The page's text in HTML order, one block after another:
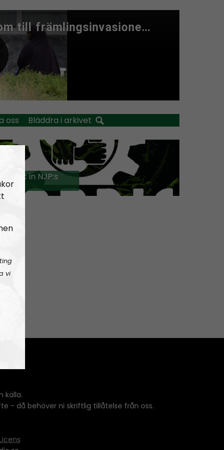
oss Bläddra i arkivet
music in NJP:s
källa.
- då behöver ni skriftlig tillåtelse från oss.
vi